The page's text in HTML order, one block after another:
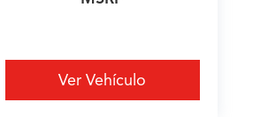
Ver Vehículo